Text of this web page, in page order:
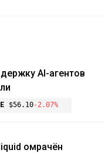
AI-агентов
$56.10-2.07%
омрачён